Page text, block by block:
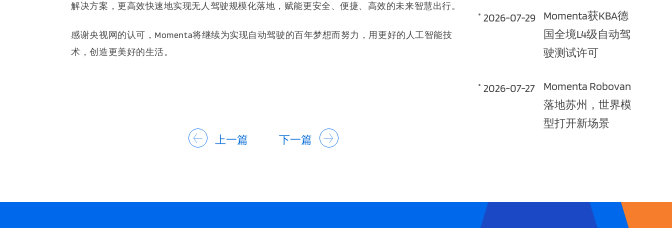
解决方案，更高效快速地实现无人驾驶规模化落地，赋能更安全、便捷、高效的未来智慧出行。
感谢央视网的认可， Momenta将继续为实现自动驾驶的百年梦想而努力 ，用更好的人工智能技
术，创造更美好的生活。
上一篇 下一篇
2026-07-29
Momenta获KBA德
国全境L4级自动驾
驶测试许可
2026-07-27
Momenta Robovan
落地苏州，世界模
型打开新场景